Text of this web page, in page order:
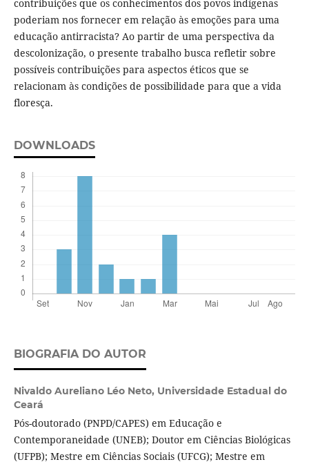
contribuições que os conhecimentos dos povos indígenas
poderiam nos fornecer em relação às emoções para uma
educação antirracista? Ao partir de uma perspectiva da
descolonização, o presente trabalho busca refletir sobre
possíveis contribuições para aspectos éticos que se
relacionam às condições de possibilidade para que a vida
floresça.
DOWNLOADS
BIOGRAFIA DO AUTOR
Nivaldo Aureliano Léo Neto, Universidade Estadual do
Ceará
Pós-doutorado (PNPD/CAPES) em Educação e
Contemporaneidade (UNEB); Doutor em Ciências Biológicas
(UFPB); Mestre em Ciências Sociais (UFCG); Mestre em